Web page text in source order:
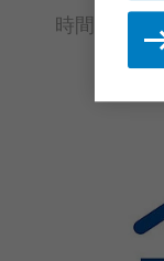
時間もコス